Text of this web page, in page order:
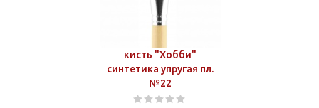
кисть "Хобби"
синтетика упругая пл.
№22